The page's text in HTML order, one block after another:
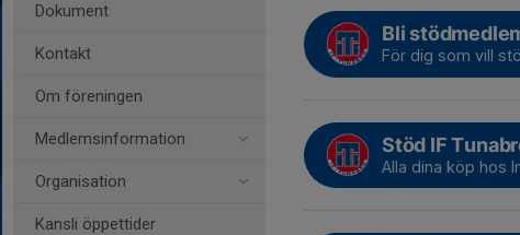
Dokument
Kontakt
Om föreningen
Medlemsinformation
Organisation
Kansli öppettider
Bli
För dig som vill
Stöd IF
Alla dina köp hos